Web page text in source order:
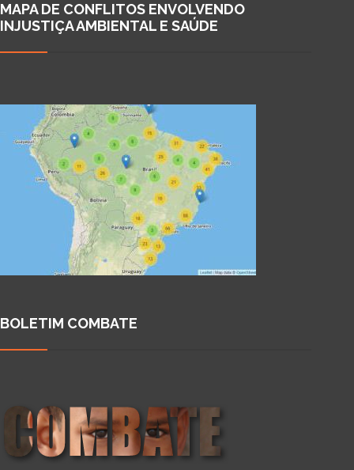
MAPA DE CONFLITOS ENVOLVENDO
INJUSTIÇA AMBIENTAL E SAÚDE
BOLETIM COMBATE